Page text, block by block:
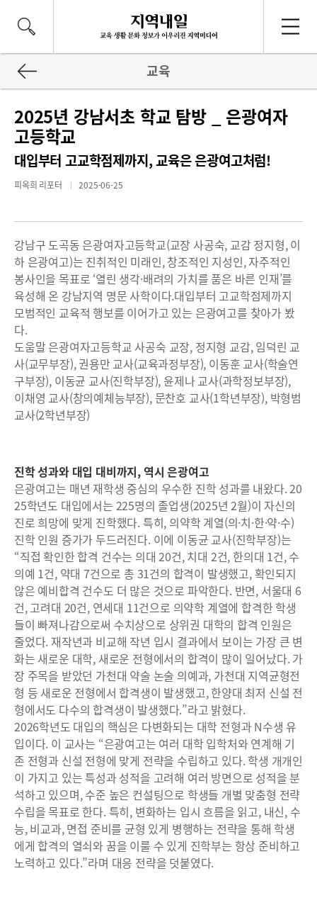
교육
2025년 강남서초 학교 탐방 _ 은광여자
고등학교
대입부터 고교학점제까지, 교육은 은광여고처럼!
피옥희 리포터 2025-06-25
강남구 도곡동 은광여자고등학교(교장 사공숙, 교감 정지형, 이
하 은광여고)는 진취적인 미래인, 창조적인 지성인, 자주적인
봉사인을 목표로 ‘열린 생각·배려의 가치를 품은 바른 인재’를
육성해 온 강남지역 명문 사학이다.대입부터 고교학점제까지
모범적인 교육적 행보를 이어가고 있는 은광여고를 찾아가 봤
다.
도움말 은광여자고등학교 사공숙 교장, 정지형 교감, 임덕린 교
사(교무부장), 권용만 교사(교육과정부장), 이동훈 교사(학술연
구부장), 이동균 교사(진학부장), 윤제나 교사(과학정보부장),
이채영 교사(창의예체능부장), 문찬호 교사(1학년부장), 박형범
교사(2학년부장)
진학 성과와 대입 대비까지, 역시 은광여고
은광여고는 매년 재학생 중심의 우수한 진학 성과를 내왔다. 20
25학년도 대입에서는 225명의 졸업생(2025년 2월)이 자신의
진로 희망에 맞게 진학했다. 특히, 의약학 계열(의·치·한·약·수)
진학 인원 증가가 두드러진다. 이에 이동균 교사(진학부장)는
“직접 확인한 합격 건수는 의대 20건, 치대 2건, 한의대 1건, 수
의예 1건, 약대 7건으로 총 31건의 합격이 발생했고, 확인되지
않은 예비합격 건수도 더 많은 것으로 파악한다. 반면, 서울대 6
건, 고려대 20건, 연세대 11건으로 의약학 계열에 합격한 학생
들이 빠져나감으로써 수치상으로 상위권 대학의 합격 인원은
줄었다. 재작년과 비교해 작년 입시 결과에서 보이는 가장 큰 변
화는 새로운 대학, 새로운 전형에서의 합격이 많이 일어났다. 가
장 주목을 받았던 가천대 약술 논술 의예과, 가천대 지역균형전
형 등 새로운 전형에서 합격생이 발생했고, 한양대 최저 신설 전
형에서도 다수의 합격생이 발생했다.”라고 밝혔다.
2026학년도 대입의 핵심은 다변화되는 대학 전형과 N수생 유
입이다. 이 교사는 “은광여고는 여러 대학 입학처와 연계해 기
존 전형과 신설 전형에 맞게 전략을 수립하고 있다. 학생 개개인
이 가지고 있는 특성과 성적을 고려해 여러 방면으로 성적을 분
석하고 있으며, 수준 높은 컨설팅으로 학생들 개별 맞춤형 전략
수립을 목표로 한다. 특히, 변화하는 입시 흐름을 읽고, 내신, 수
능, 비교과, 면접 준비를 균형 있게 병행하는 전략을 통해 학생
에게 합격의 열쇠와 꿈을 이룰 수 있게 진학부는 항상 준비하고
노력하고 있다.”라며 대응 전략을 덧붙였다.